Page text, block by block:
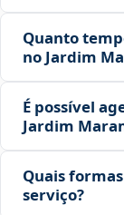
Quanto
no Jardim
É possível
Jardim
Quais
serviço?